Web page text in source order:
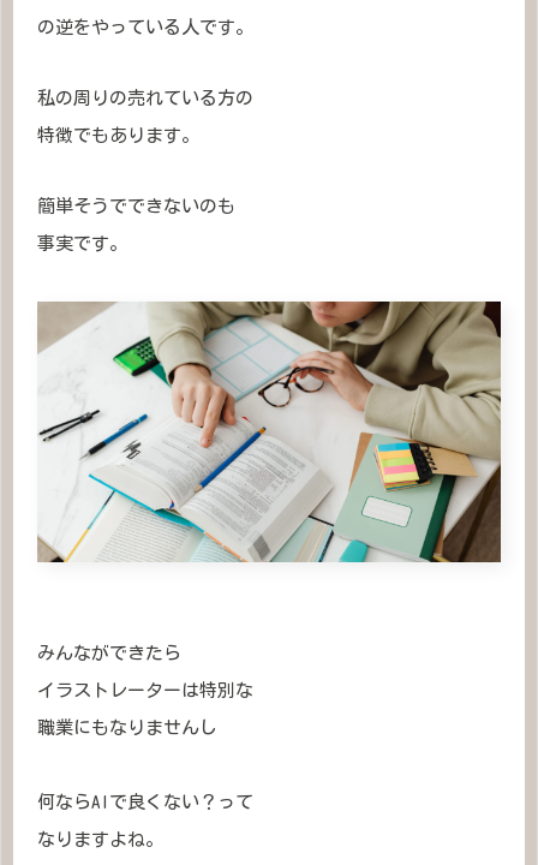
の逆をやっている人です。
私の周りの売れている方の
特徴でもあります。
簡単そうでできないのも
事実です。
みんなができたら
イラストレーターは特別な
職業にもなりませんし
何ならAIで良くない？って
なりますよね。